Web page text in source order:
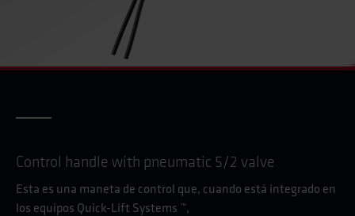
Control handle with pneumatic 5/2 valve
Esta es una maneta de control que, cuando está integrado en
los equipos Quick-Lift Systems ™,